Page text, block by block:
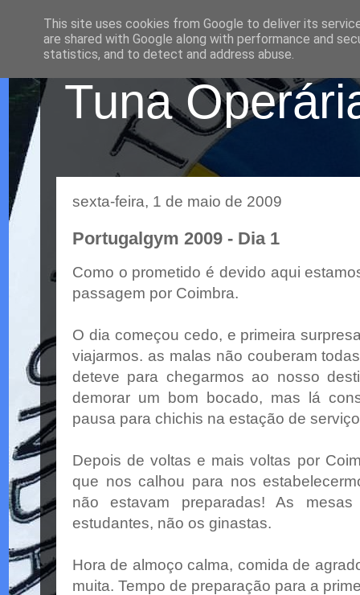
Tuna
sexta-feira, 1 de maio de 2009
Portugalgym 2009 - Dia 1
Como o prometido é devido aqui
passagem por Coimbra.
O dia começou cedo, e primeira
viajarmos. as malas não couberam
deteve para chegarmos ao nosso
demorar um bom bocado, mas lá
pausa para chichis na estação de
Depois de voltas e mais voltas por
que nos calhou para nos
não estavam preparadas! As
estudantes, não os ginastas.
Hora de almoço calma, comida de
muita. Tempo de preparação para a
This site uses cookies from Google to deliver its
are shared with Google along with performance and
statistics, and to detect and address abuse.